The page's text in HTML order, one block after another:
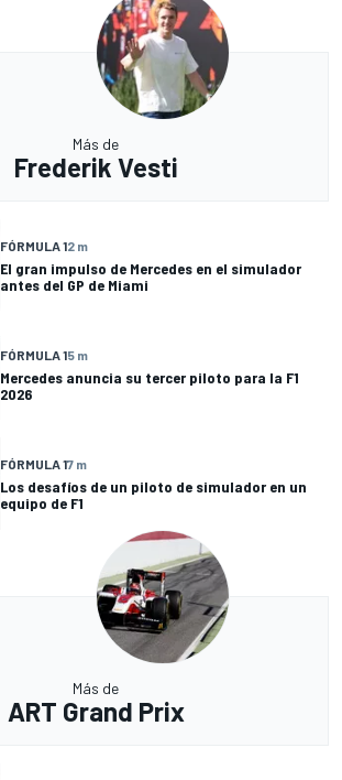
Más de
Frederik Vesti
FÓRMULA 12 m
El gran impulso de Mercedes en el simulador
antes del GP de Miami
FÓRMULA 15 m
Mercedes anuncia su tercer piloto para la F1
2026
FÓRMULA 17 m
Los desafíos de un piloto de simulador en un
equipo de F1
Más de
ART Grand Prix